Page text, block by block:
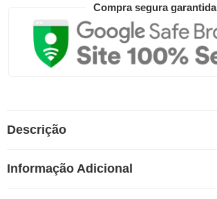
Compra segura garantida
Descrição
Informação Adicional